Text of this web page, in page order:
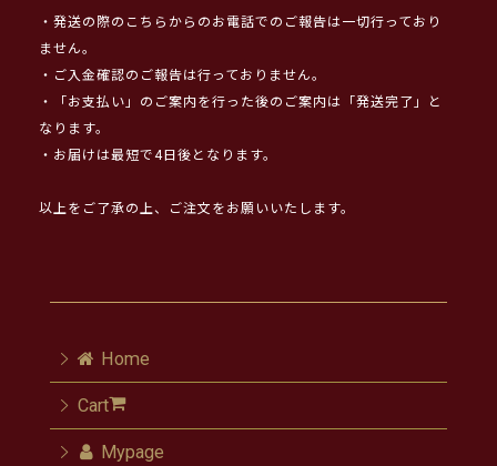
・発送の際のこちらからのお電話でのご報告は一切行っており
ません。
・ご入金確認のご報告は行っておりません。
・「お支払い」のご案内を行った後のご案内は「発送完了」と
なります。
・お届けは最短で4日後となります。
以上をご了承の上、ご注文をお願いいたします。
Home
Cart
Mypage